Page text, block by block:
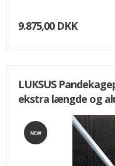
9.875,00 DKK
LUKSUS
ekstra længde og